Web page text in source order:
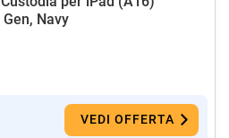
Gen, Navy
VEDI OFFERTA